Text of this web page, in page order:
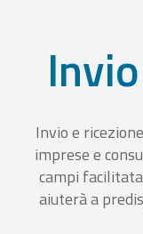
Invio e
imprese e
campi
aiuterà a